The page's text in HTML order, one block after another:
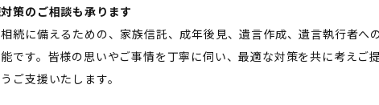
対策のご相談も承ります
続に備えるための、家族信託、成年後見、遺言作成、遺言執行者へ
です。皆様の思いやご事情を丁寧に伺い、最適な対策を共に考えご
ご支援いたします。